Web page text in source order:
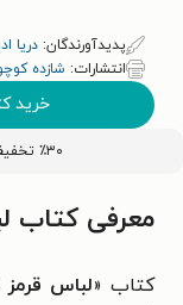
پدیدآورندگان: دریا
انتشارات: شازده
خرید
٪۳۰ تخفیف اولین خرید کتاب با کد
معرفی کتاب
کتاب «لباس